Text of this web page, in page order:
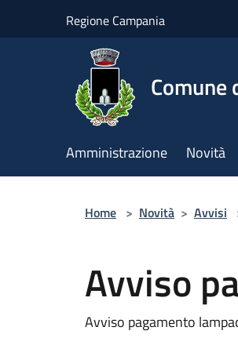
Regione Campania
Amministrazione Novità
Home > Novità > Avvisi
Avviso
Avviso pagamento